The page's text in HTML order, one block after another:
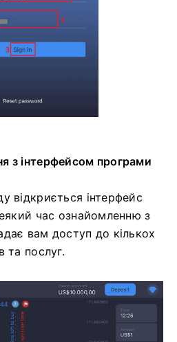
з інтерфейсом програми
відкриється інтерфейс
час ознайомленню з
вам доступ до кількох
та послуг.